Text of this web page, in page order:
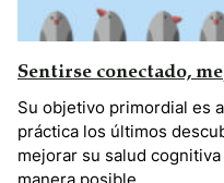
Sentirse conectado,
Su objetivo primordial es
práctica los últimos
mejorar su salud